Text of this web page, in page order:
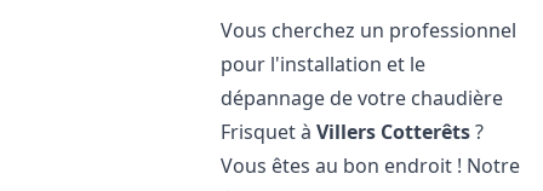
Vous cherchez un professionnel
pour l'installation et le
dépannage de votre chaudière
Frisquet àVillers Cotterêts?
Vous êtes au bon endroit ! Notre